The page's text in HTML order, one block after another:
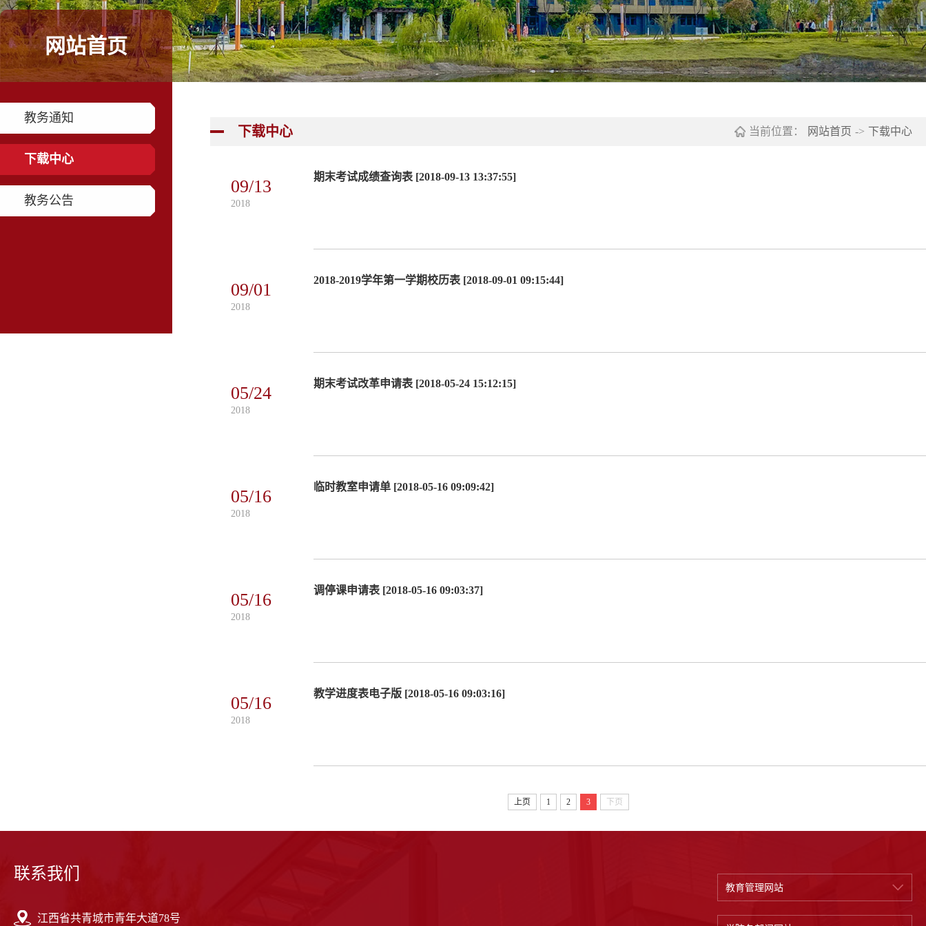
网站首页
教务通知
下载中心
教务公告
下载中心 当前位置： 网站首页 -> 下载中心
09/13
2018
期末考试成绩查询表 [2018-09-13 13:37:55]
09/01
2018
2018-2019学年第一学期校历表 [2018-09-01 09:15:44]
05/24
2018
期末考试改革申请表 [2018-05-24 15:12:15]
05/16
2018
临时教室申请单 [2018-05-16 09:09:42]
05/16
2018
调停课申请表 [2018-05-16 09:03:37]
05/16
2018
教学进度表电子版 [2018-05-16 09:03:16]
上页 1 2 3 下页
联系我们
江西省共青城市青年大道78号
教育管理网站